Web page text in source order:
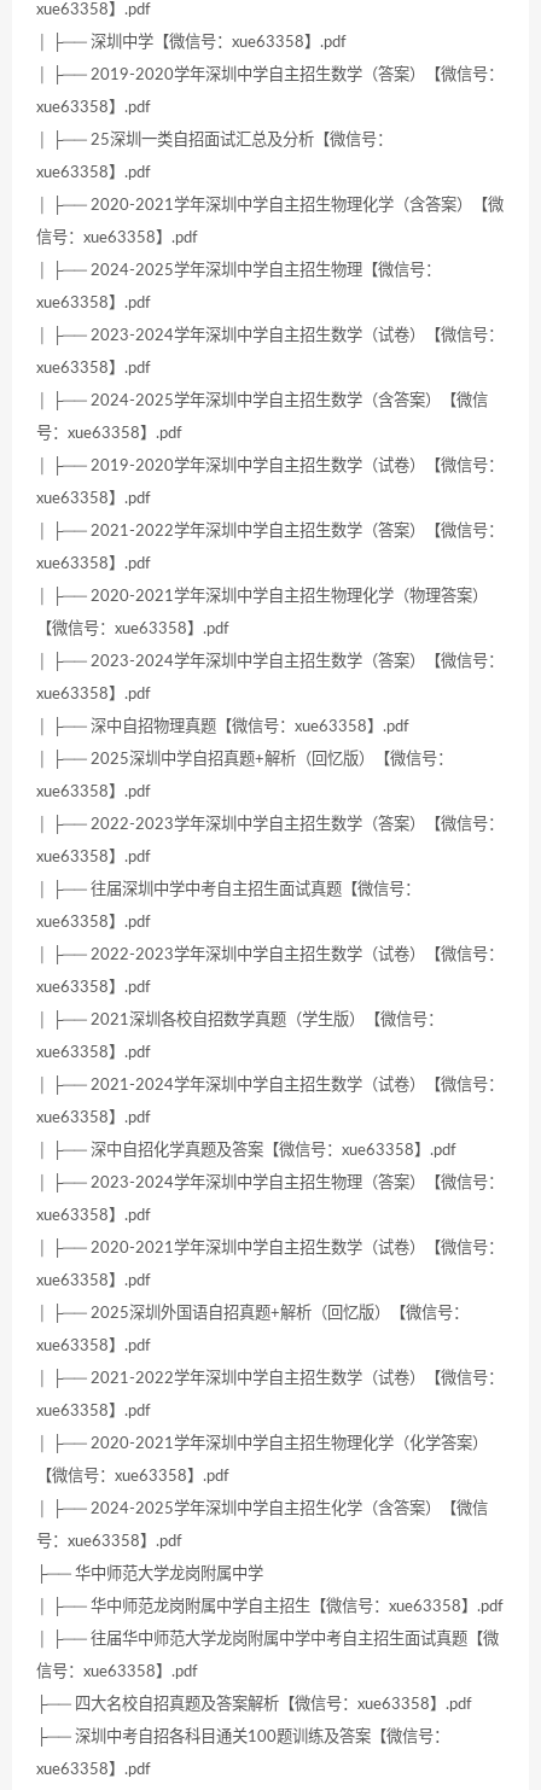
xue63358】.pdf
│ ├── 深圳中学【微信号：xue63358】.pdf
│ ├── 2019-2020学年深圳中学自主招生数学（答案）【微信号：
xue63358】.pdf
│ ├── 25深圳一类自招面试汇总及分析【微信号：
xue63358】.pdf
│ ├── 2020-2021学年深圳中学自主招生物理化学（含答案）【微
信号：xue63358】.pdf
│ ├── 2024-2025学年深圳中学自主招生物理【微信号：
xue63358】.pdf
│ ├── 2023-2024学年深圳中学自主招生数学（试卷）【微信号：
xue63358】.pdf
│ ├── 2024-2025学年深圳中学自主招生数学（含答案）【微信
号：xue63358】.pdf
│ ├── 2019-2020学年深圳中学自主招生数学（试卷）【微信号：
xue63358】.pdf
│ ├── 2021-2022学年深圳中学自主招生数学（答案）【微信号：
xue63358】.pdf
│ ├── 2020-2021学年深圳中学自主招生物理化学（物理答案）
【微信号：xue63358】.pdf
│ ├── 2023-2024学年深圳中学自主招生数学（答案）【微信号：
xue63358】.pdf
│ ├── 深中自招物理真题【微信号：xue63358】.pdf
│ ├── 2025深圳中学自招真题+解析（回忆版）【微信号：
xue63358】.pdf
│ ├── 2022-2023学年深圳中学自主招生数学（答案）【微信号：
xue63358】.pdf
│ ├── 往届深圳中学中考自主招生面试真题【微信号：
xue63358】.pdf
│ ├── 2022-2023学年深圳中学自主招生数学（试卷）【微信号：
xue63358】.pdf
│ ├── 2021深圳各校自招数学真题（学生版）【微信号：
xue63358】.pdf
│ ├── 2021-2024学年深圳中学自主招生数学（试卷）【微信号：
xue63358】.pdf
│ ├── 深中自招化学真题及答案【微信号：xue63358】.pdf
│ ├── 2023-2024学年深圳中学自主招生物理（答案）【微信号：
xue63358】.pdf
│ ├── 2020-2021学年深圳中学自主招生数学（试卷）【微信号：
xue63358】.pdf
│ ├── 2025深圳外国语自招真题+解析（回忆版）【微信号：
xue63358】.pdf
│ ├── 2021-2022学年深圳中学自主招生数学（试卷）【微信号：
xue63358】.pdf
│ ├── 2020-2021学年深圳中学自主招生物理化学（化学答案）
【微信号：xue63358】.pdf
│ ├── 2024-2025学年深圳中学自主招生化学（含答案）【微信
号：xue63358】.pdf
├── 华中师范大学龙岗附属中学
│ ├── 华中师范龙岗附属中学自主招生【微信号：xue63358】.pdf
│ ├── 往届华中师范大学龙岗附属中学中考自主招生面试真题【微
信号：xue63358】.pdf
├── 四大名校自招真题及答案解析【微信号：xue63358】.pdf
├── 深圳中考自招各科目通关100题训练及答案【微信号：
xue63358】.pdf